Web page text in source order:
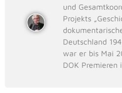
und
Projekts
Deutschland
war er bis Mai
DOK Premieren